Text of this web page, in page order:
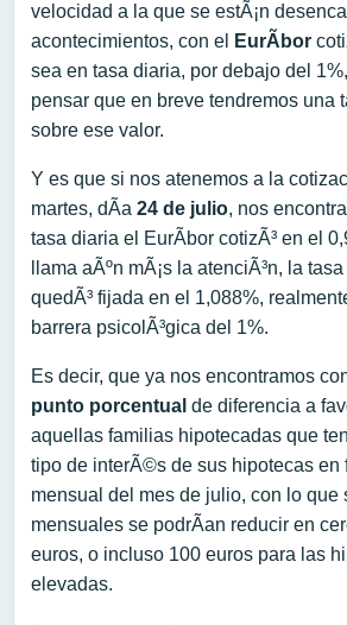
velocidad a la que se estÃ¡n
acontecimientos, con el
EurÃ­bor
sea en tasa diaria, por debajo del
pensar que en breve tendremos una
sobre ese valor.
Y es que si nos atenemos a la
martes, dÃ­a 24 de julio, nos
tasa diaria el EurÃ­bor cotizÃ³ en el
llama aÃºn mÃ¡s la atenciÃ³n, la
quedÃ³ fijada en el 1,088%,
barrera psicolÃ³gica del 1%.
Es decir, que ya nos encontramos
punto porcentual de diferencia a
aquellas familias hipotecadas que
tipo de interÃ©s de sus hipotecas en
mensual del mes de julio, con lo que
mensuales se podrÃ­an reducir en
euros, o incluso 100 euros para las
elevadas.